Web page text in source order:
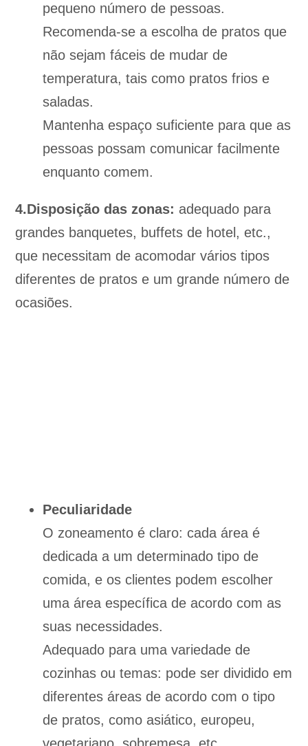
pequeno número de pessoas.
Recomenda-se a escolha de pratos que
não sejam fáceis de mudar de
temperatura, tais como pratos frios e
saladas.
Mantenha espaço suficiente para que as
pessoas possam comunicar facilmente
enquanto comem.
4.Disposição das zonas: adequado para
grandes banquetes, buffets de hotel, etc.,
que necessitam de acomodar vários tipos
diferentes de pratos e um grande número de
ocasiões.
Peculiaridade
O zoneamento é claro: cada área é
dedicada a um determinado tipo de
comida, e os clientes podem escolher
uma área específica de acordo com as
suas necessidades.
Adequado para uma variedade de
cozinhas ou temas: pode ser dividido em
diferentes áreas de acordo com o tipo
de pratos, como asiático, europeu,